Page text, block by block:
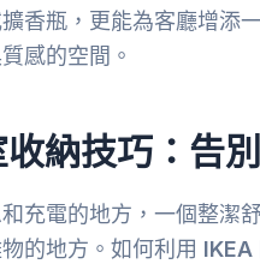
香瓶，更能為客廳增添
感的空間。
收納技巧：告
充電的地方，一個整潔
的地方。如何利用 IKEA